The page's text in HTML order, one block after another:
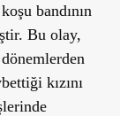
bandının
Bu olay,
kızını